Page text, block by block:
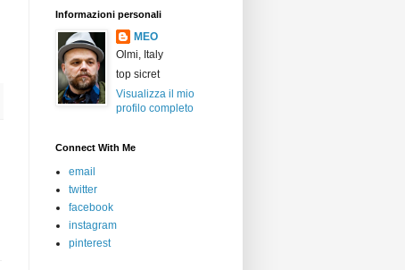
Informazioni personali
MEO
Olmi, Italy
top sicret
Visualizza il mio
profilo completo
Connect With Me
email
twitter
facebook
instagram
pinterest